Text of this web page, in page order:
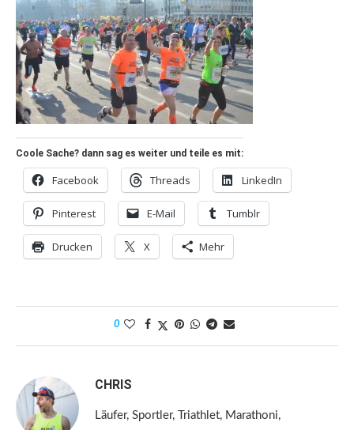
Coole Sache? dann sag es weiter und teile es mit:
Facebook Threads LinkedIn
Pinterest E-Mail Tumblr
Drucken X Mehr
0
CHRIS
Läufer, Sportler, Triathlet, Marathoni,